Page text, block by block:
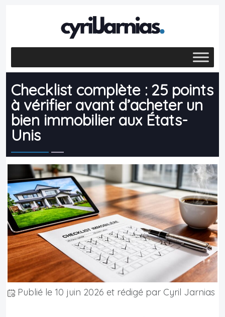
Checklist complète : 25 points
à vérifier avant d’acheter un
bien immobilier aux États-
Unis
Publié le 10 juin 2026 et rédigé par Cyril Jarnias